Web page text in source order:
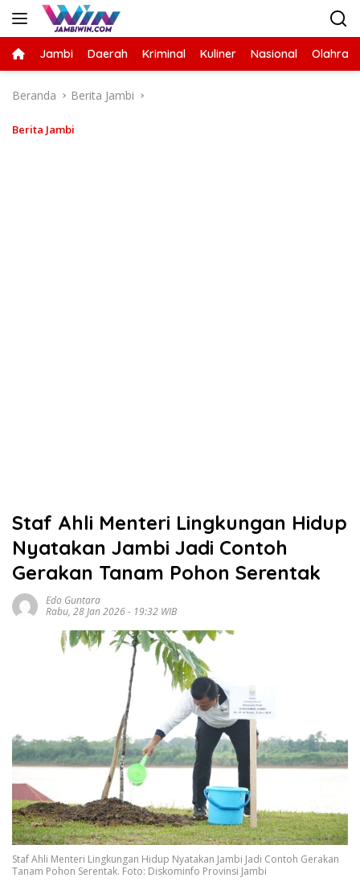
Langsung
Jambi Daerah Kriminal Kuliner Nasional
Beranda Berita Jambi
Berita Jambi
Staf Ahli Menteri Lingkungan Hidup
Nyatakan Jambi Jadi Contoh
Gerakan Tanam Pohon Serentak
Edo Guntara
Rabu, 28 Jan 2026 - 19:32 WIB
Staf Ahli Menteri Lingkungan Hidup Nyatakan Jambi Jadi Contoh Gerakan
Tanam Pohon Serentak. Foto: Diskominfo Provinsi Jambi